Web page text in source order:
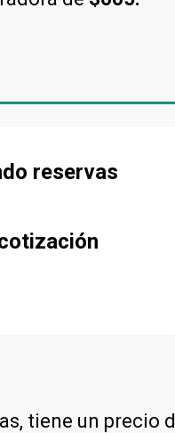
reservas
tiene un precio